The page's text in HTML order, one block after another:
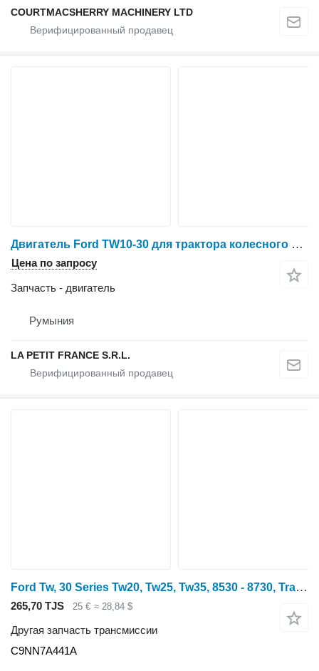
COURTMACSHERRY MACHINERY LTD
Двигатель Ford TW10-30 для трактора колесного Ford
Цена по запросу
Запчасть - двигатель
Румыния
LA PETIT FRANCE S.R.L.
Ford Tw, 30 Series Tw20, Tw25, Tw35, 8530 - 8730, Transmission Pawl D C9NN7A441A для трактора колесного Ford 8730, 8830, 8630, 8530
265,70 TJS 25 € ≈ 28,84 $
Другая запчасть трансмиссии
C9NN7A441A